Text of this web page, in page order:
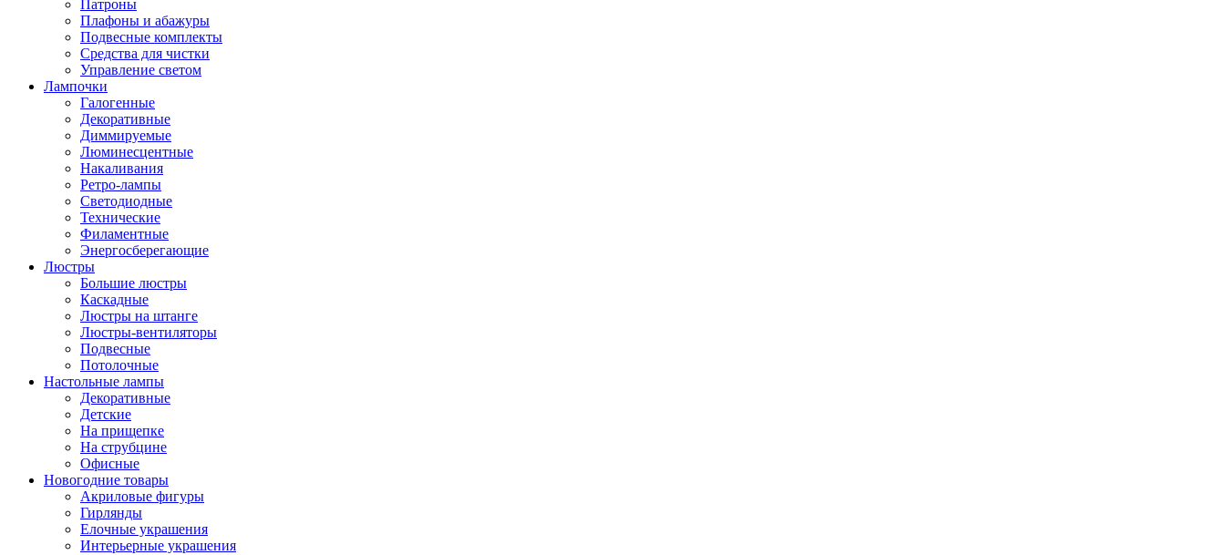
Патроны
Плафоны и абажуры
Подвесные комплекты
Средства для чистки
Управление светом
Лампочки
Галогенные
Декоративные
Диммируемые
Люминесцентные
Накаливания
Ретро-лампы
Светодиодные
Технические
Филаментные
Энергосберегающие
Люстры
Большие люстры
Каскадные
Люстры на штанге
Люстры-вентиляторы
Подвесные
Потолочные
Настольные лампы
Декоративные
Детские
На прищепке
На струбцине
Офисные
Новогодние товары
Акриловые фигуры
Гирлянды
Елочные украшения
Интерьерные украшения